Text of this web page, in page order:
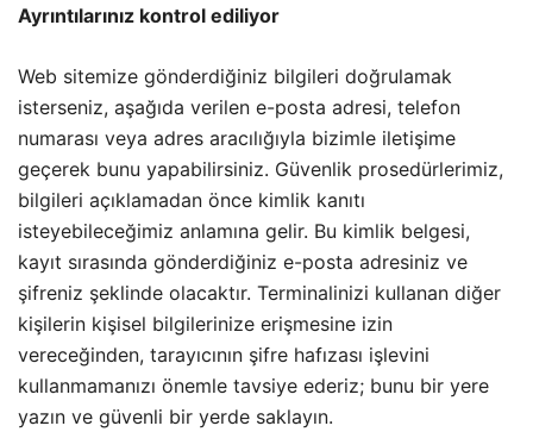
Ayrıntılarınız kontrol ediliyor
Web sitemize gönderdiğiniz bilgileri doğrulamak
isterseniz, aşağıda verilen e-posta adresi, telefon
numarası veya adres aracılığıyla bizimle iletişime
geçerek bunu yapabilirsiniz. Güvenlik prosedürlerimiz,
bilgileri açıklamadan önce kimlik kanıtı
isteyebileceğimiz anlamına gelir. Bu kimlik belgesi,
kayıt sırasında gönderdiğiniz e-posta adresiniz ve
şifreniz şeklinde olacaktır. Terminalinizi kullanan diğer
kişilerin kişisel bilgilerinize erişmesine izin
vereceğinden, tarayıcının şifre hafızası işlevini
kullanmamanızı önemle tavsiye ederiz; bunu bir yere
yazın ve güvenli bir yerde saklayın.